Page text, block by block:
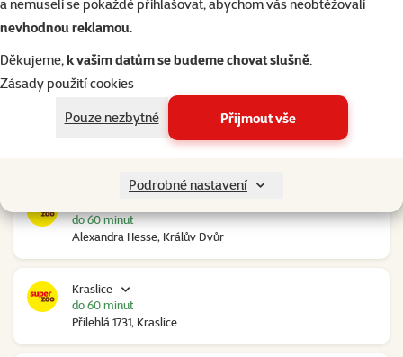
a nemuseli se pokaždé přihlašovat, abychom vás neobtěžovali
nevhodnou reklamou.
Děkujeme,k vašim datům se budeme chovat slušně.
Zásady použití cookies
Pouze nezbytné
Přijmout vše
Podrobné nastavení
Kolín Ovčáry
Ovčáry 304, Ovčáry
Kozomín
Alexandra Hesse, Králův Dvůr
do 60 minut
Kraslice
Přilehlá 1731, Kraslice
do 60 minut